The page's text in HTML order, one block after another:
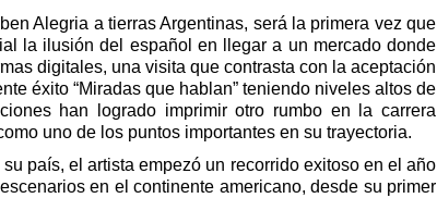
Alegria a tierras Argentinas, será la primera vez que
la ilusión del español en llegar a un mercado donde
digitales, una visita que contrasta con la aceptación
éxito “Miradas que hablan” teniendo niveles altos de
han logrado imprimir otro rumbo en la carrera
uno de los puntos importantes en su trayectoria.
país, el artista empezó un recorrido exitoso en el año
en el continente americano, desde su primer